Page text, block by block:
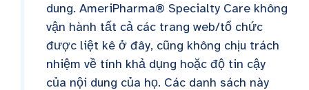
dung. AmeriPharma® Specialty Care không
vận hành tất cả các trang web/tổ chức
được liệt kê ở đây, cũng không chịu trách
nhiệm về tính khả dụng hoặc độ tin cậy
của nội dung của họ. Các danh sách này